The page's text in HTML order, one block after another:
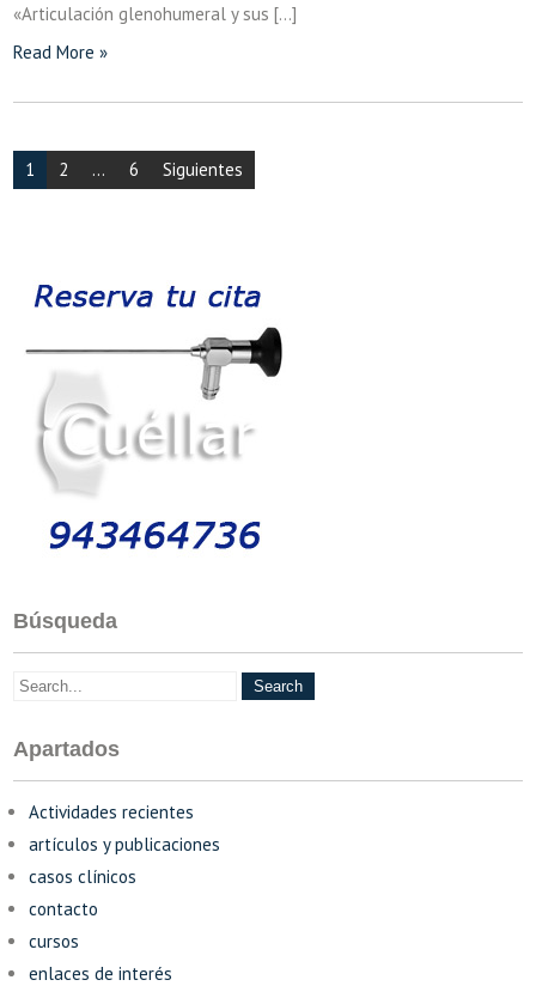
«Articulación glenohumeral y sus […]
Read More »
Navegación
de
1 2 … 6 Siguientes
Búsqueda
Apartados
Actividades recientes
artículos y publicaciones
casos clínicos
contacto
cursos
enlaces de interés